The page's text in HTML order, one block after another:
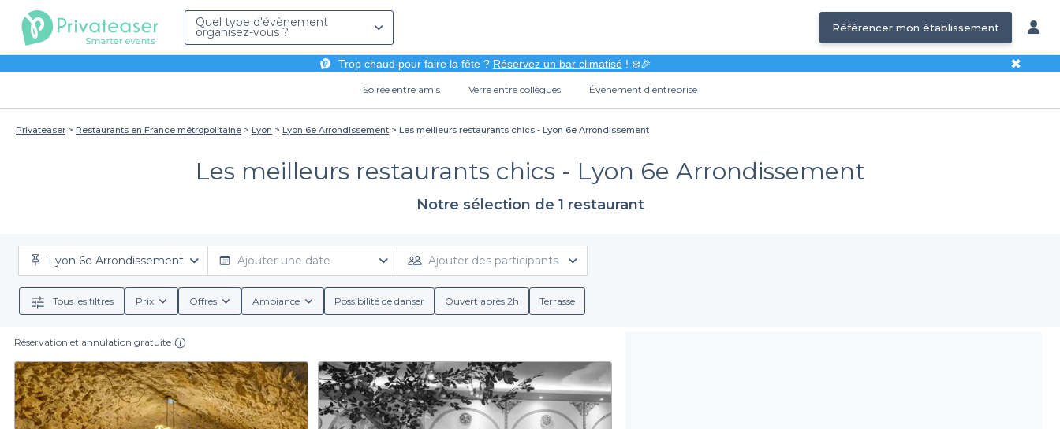
Quel type d'évènement
organisez-vous ? Référencer mon établissement
Trop chaud pour faire la fête ? Réservez un bar climatisé! ❄️🎉 ✖
Soirée entre amis Verre entre collègues Évènement d'entreprise
Privateaser Restaurants en France métropolitaine Lyon Lyon 6e Arrondissement Les meilleurs restaurants chics - Lyon 6e Arrondissement
Les meilleurs restaurants chics - Lyon 6e Arrondissement
Notre sélection de 1 restaurant
Lyon 6e Arrondissement Ajouter une date Ajouter des participants
Tous les filtres Prix Offres Ambiance Possibilité de danser Ouvert après 2h Terrasse
Réservation et annulation gratuite